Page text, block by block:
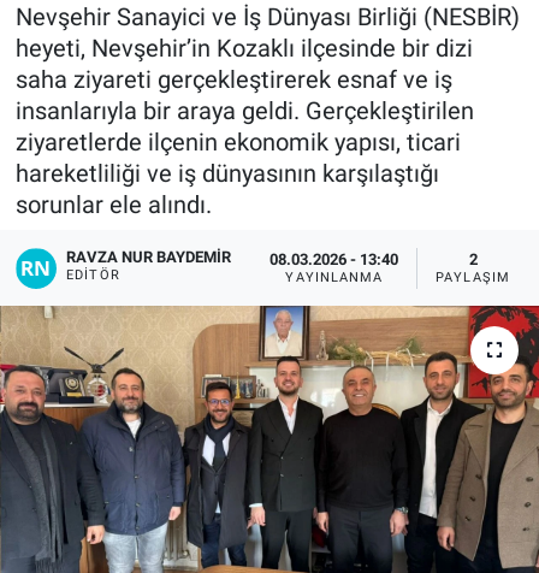
Nevşehir Sanayici ve İş Dünyası Birliği (NESBİR)
heyeti, Nevşehir’in Kozaklı ilçesinde bir dizi
saha ziyareti gerçekleştirerek esnaf ve iş
insanlarıyla bir araya geldi. Gerçekleştirilen
ziyaretlerde ilçenin ekonomik yapısı, ticari
hareketliliği ve iş dünyasının karşılaştığı
sorunlar ele alındı.
RAVZA NUR BAYDEMIR
EDITÖR
08.03.2026 - 13:40
YAYINLANMA
2
PAYLAŞIM
Ekonomi
Kapadokya
Turizm
Kültür - Sanat
Yaşam
VEFATLAR
Tüm Manşetler
Son Dakika Haberleri
Haber Arşivi